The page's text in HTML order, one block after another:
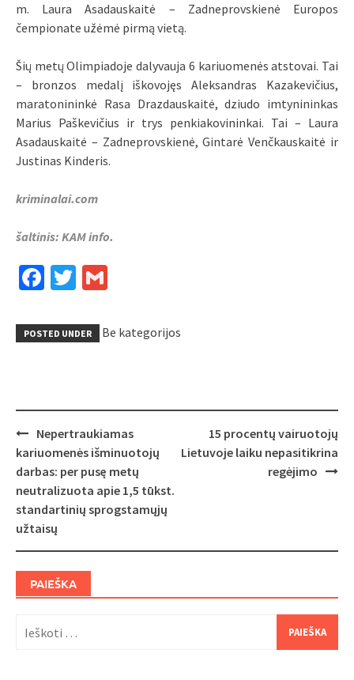
m. Laura Asadauskaitė – Zadneprovskienė Europos
čempionate užėmė pirmą vietą.
Šių metų Olimpiadoje dalyvauja 6 kariuomenės atstovai. Tai
– bronzos medalį iškovojęs Aleksandras Kazakevičius,
maratonininkė Rasa Drazdauskaitė, dziudo imtynininkas
Marius Paškevičius ir trys penkiakovininkai. Tai – Laura
Asadauskaitė – Zadneprovskienė, Gintarė Venčkauskaitė ir
Justinas Kinderis.
kriminalai.com
šaltinis: KAM info.
Facebook
Twitter
POSTED UNDER Be kategorijos
Post
navigation
Nepertraukiamas
kariuomenės išminuotojų
darbas: per pusę metų
neutralizuota apie 1,5 tūkst.
standartinių sprogstamųjų
užtaisų
15 procentų vairuotojų
Lietuvoje laiku nepasitikrina
regėjimo
PAIEŠKA